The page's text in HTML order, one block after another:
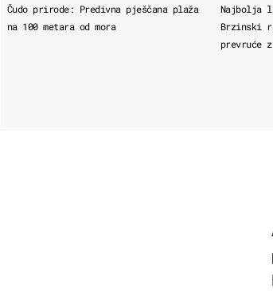
Čudo prirode: Predivna pješčana plaža
na 100 metara od mora
Najbolja
Brzinski
prevruće